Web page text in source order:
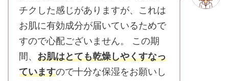
チクした感じがありますが、これは
お肌に有効成分が届いているためで
すので心配ございません。 この期
間、 お肌はとても乾燥しやくすなっ
ていますので十分な保湿をお願いし